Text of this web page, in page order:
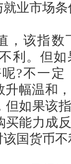
业市场
该指数
利。但
?不一定
升幅温和
如果该
买能力成
国货币